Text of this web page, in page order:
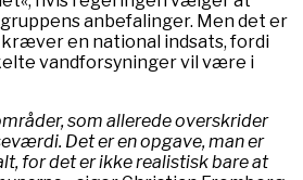
anbefalinger. Men det er
kræver en national indsats, fordi
vandforsyninger vil være i
som allerede overskrider
Det er en opgave, man er
for det er ikke realistisk bare at